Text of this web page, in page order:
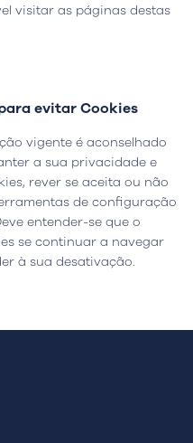
visitar as páginas destas
evitar Cookies
vigente é aconselhado
a sua privacidade e
rever se aceita ou não
de configuração
entender-se que o
se continuar a navegar
à sua desativação.